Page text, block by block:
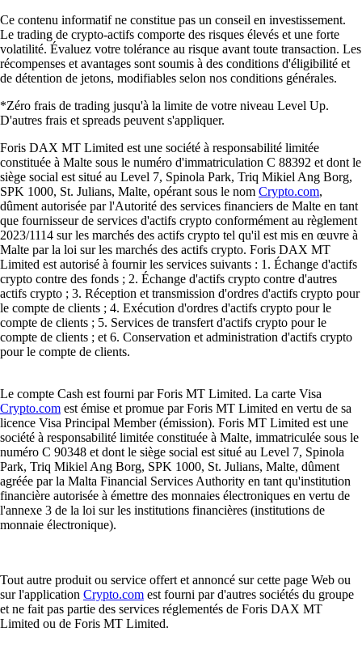
Ce contenu informatif ne constitue pas un conseil en investissement.
Le trading de crypto-actifs comporte des risques élevés et une forte
volatilité. Évaluez votre tolérance au risque avant toute transaction. Les
récompenses et avantages sont soumis à des conditions d'éligibilité et
de détention de jetons, modifiables selon nos conditions générales.
*Zéro frais de trading jusqu'à la limite de votre niveau Level Up.
D'autres frais et spreads peuvent s'appliquer.
Foris DAX MT Limited est une société à responsabilité limitée
constituée à Malte sous le numéro d'immatriculation C 88392 et dont le
siège social est situé au Level 7, Spinola Park, Triq Mikiel Ang Borg,
SPK 1000, St. Julians, Malte, opérant sous le nom Crypto.com,
dûment autorisée par l'Autorité des services financiers de Malte en tant
que fournisseur de services d'actifs crypto conformément au règlement
2023/1114 sur les marchés des actifs crypto tel qu'il est mis en œuvre à
Malte par la loi sur les marchés des actifs crypto. Foris DAX MT
Limited est autorisé à fournir les services suivants : 1. Échange d'actifs
crypto contre des fonds ; 2. Échange d'actifs crypto contre d'autres
actifs crypto ; 3. Réception et transmission d'ordres d'actifs crypto pour
le compte de clients ; 4. Exécution d'ordres d'actifs crypto pour le
compte de clients ; 5. Services de transfert d'actifs crypto pour le
compte de clients ; et 6. Conservation et administration d'actifs crypto
pour le compte de clients.
Le compte Cash est fourni par Foris MT Limited. La carte Visa
Crypto.com est émise et promue par Foris MT Limited en vertu de sa
licence Visa Principal Member (émission). Foris MT Limited est une
société à responsabilité limitée constituée à Malte, immatriculée sous le
numéro C 90348 et dont le siège social est situé au Level 7, Spinola
Park, Triq Mikiel Ang Borg, SPK 1000, St. Julians, Malte, dûment
agréée par la Malta Financial Services Authority en tant qu'institution
financière autorisée à émettre des monnaies électroniques en vertu de
l'annexe 3 de la loi sur les institutions financières (institutions de
monnaie électronique).
Tout autre produit ou service offert et annoncé sur cette page Web ou
sur l'application Crypto.com est fourni par d'autres sociétés du groupe
et ne fait pas partie des services réglementés de Foris DAX MT
Limited ou de Foris MT Limited.